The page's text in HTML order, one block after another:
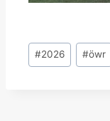
Schlagworte:
#2026 #öwr